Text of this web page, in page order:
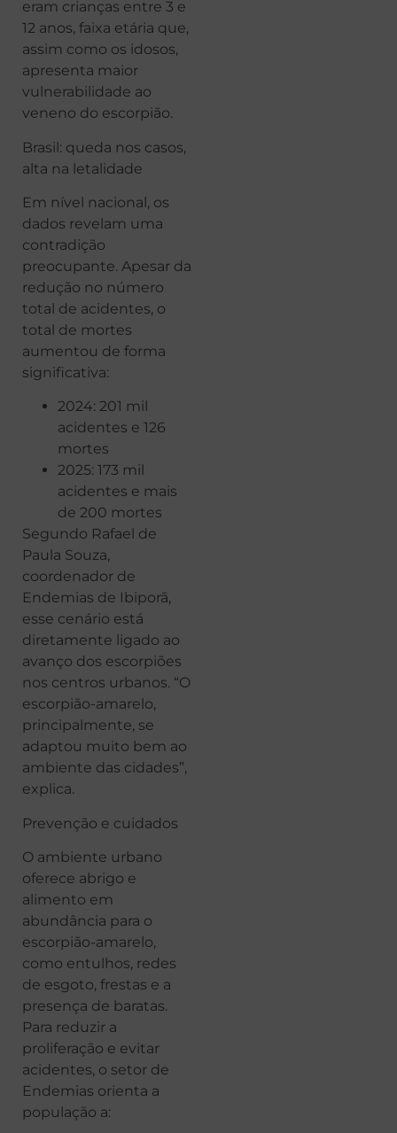
eram crianças entre 3 e
12 anos, faixa etária que,
assim como os idosos,
apresenta maior
vulnerabilidade ao
veneno do escorpião.
Brasil: queda nos casos,
alta na letalidade
Em nível nacional, os
dados revelam uma
contradição
preocupante. Apesar da
redução no número
total de acidentes, o
total de mortes
aumentou de forma
significativa:
2024: 201 mil
acidentes e 126
mortes
2025: 173 mil
acidentes e mais
de 200 mortes
Segundo Rafael de
Paula Souza,
coordenador de
Endemias de Ibiporã,
esse cenário está
diretamente ligado ao
avanço dos escorpiões
nos centros urbanos. “O
escorpião-amarelo,
principalmente, se
adaptou muito bem ao
ambiente das cidades”,
explica.
Prevenção e cuidados
O ambiente urbano
oferece abrigo e
alimento em
abundância para o
escorpião-amarelo,
como entulhos, redes
de esgoto, frestas e a
presença de baratas.
Para reduzir a
proliferação e evitar
acidentes, o setor de
Endemias orienta a
população a: